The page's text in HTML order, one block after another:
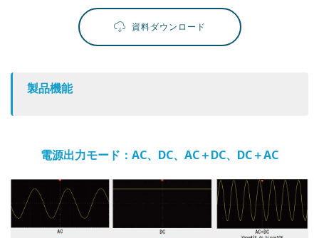
資料ダウンロード
製品機能
電源出力モード：AC、DC、AC＋DC、DC＋AC